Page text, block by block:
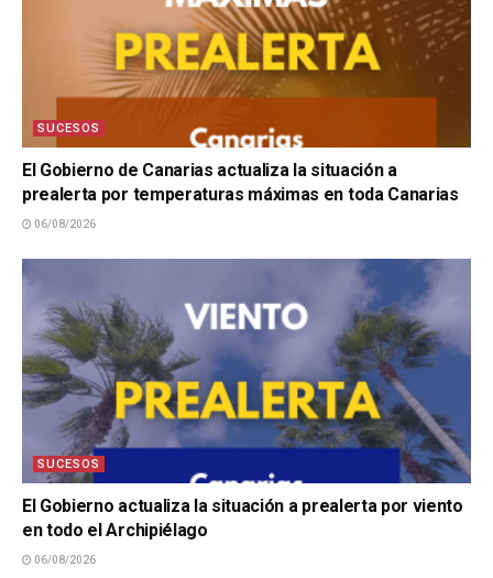
SUCESOS
El Gobierno de Canarias actualiza la situación a
prealerta por temperaturas máximas en toda Canarias
06/08/2026
SUCESOS
El Gobierno actualiza la situación a prealerta por viento
en todo el Archipiélago
06/08/2026